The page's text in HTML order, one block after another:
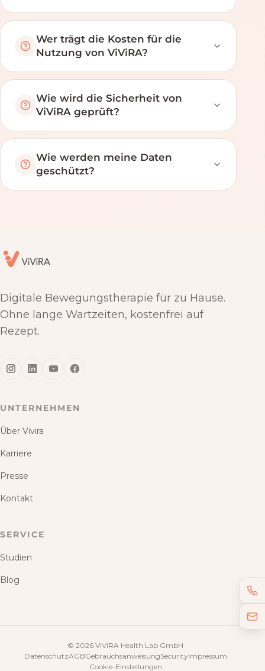
Wer trägt die Kosten für die
Nutzung von ViViRA?
Wie wird die Sicherheit von
ViViRA geprüft?
Wie werden meine Daten
geschützt?
Digitale Bewegungstherapie für zu Hause.
Ohne lange Wartzeiten, kostenfrei auf
Rezept.
UNTERNEHMEN
Über Vivira
Karriere
Presse
Kontakt
SERVICE
Studien
Blog
© 2026 ViViRA Health Lab GmbH
DatenschutzAGBGebrauchsanweisungSecurityImpressum
Cookie-Einstellungen